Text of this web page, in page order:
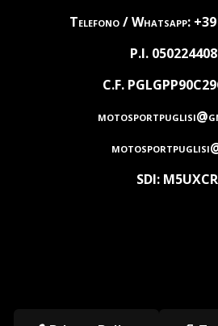
Telefono / Whatsapp:
P.I.
C.F.
SDI: